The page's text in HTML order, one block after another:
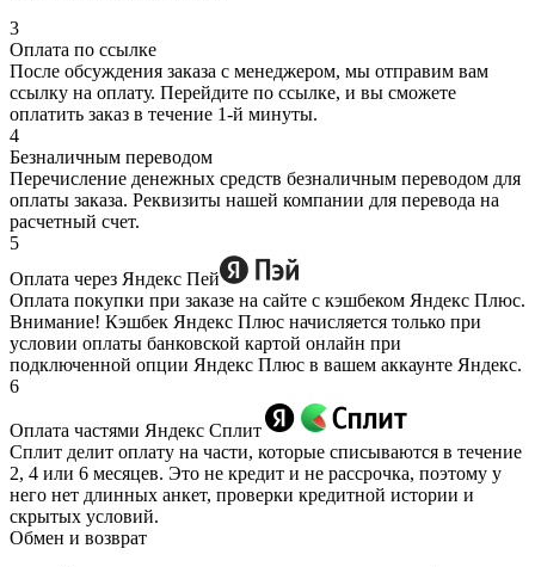
3
Оплата по ссылке
После обсуждения заказа с менеджером, мы отправим вам
ссылку на оплату. Перейдите по ссылке, и вы сможете
оплатить заказ в течение 1-й минуты.
4
Безналичным переводом
Перечисление денежных средств безналичным переводом для
оплаты заказа. Реквизиты нашей компании для перевода на
расчетный счет.
5
Оплата через Яндекс Пей
Оплата покупки при заказе на сайте с кэшбеком Яндекс Плюс.
Внимание! Кэшбек Яндекс Плюс начисляется только при
условии оплаты банковской картой онлайн при
подключенной опции Яндекс Плюс в вашем аккаунте Яндекс.
6
Оплата частями Яндекс Сплит
Сплит делит оплату на части, которые списываются в течение
2, 4 или 6 месяцев. Это не кредит и не рассрочка, поэтому у
него нет длинных анкет, проверки кредитной истории и
скрытых условий.
Обмен и возврат